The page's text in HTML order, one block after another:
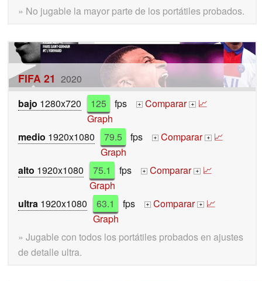
» No jugable la mayor parte de los portátiles probados.
FIFA 21 2020
bajo 1280x720 125 fps + Comparar + 📈
Graph
medio 1920x1080 79.5 fps + Comparar + 📈
Graph
alto 1920x1080 75.1 fps + Comparar + 📈
Graph
ultra 1920x1080 63.1 fps + Comparar + 📈
Graph
» Jugable con todos los portátiles probados en ajustes
de detalle ultra.